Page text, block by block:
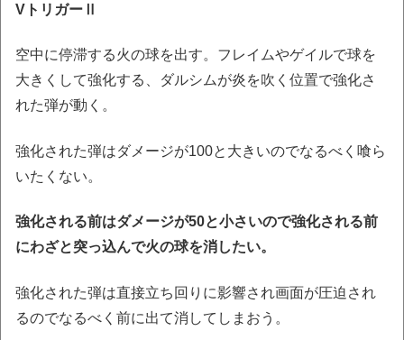
VトリガーⅡ
空中に停滞する火の球を出す。フレイムやゲイルで球を
大きくして強化する、ダルシムが炎を吹く位置で強化さ
れた弾が動く。
強化された弾はダメージが100と大きいのでなるべく喰ら
いたくない。
強化される前はダメージが50と小さいので強化される前
にわざと突っ込んで火の球を消したい。
強化された弾は直接立ち回りに影響され画面が圧迫され
るのでなるべく前に出て消してしまおう。